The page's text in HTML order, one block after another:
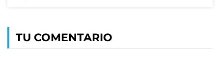
TU COMENTARIO